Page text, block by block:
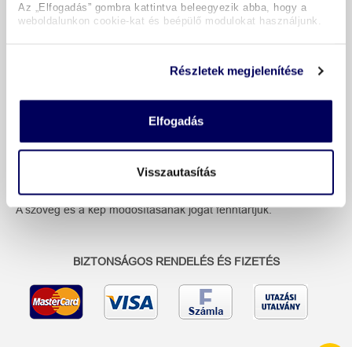
Az „Elfogadás” gombra kattintva beleegyezik abba, hogy a
weboldalunkon cookie-kat és beépülő modulokat használjunk.
Részletek megjelenítése
Elfogadás
Visszautasítás
Aldiana Club Hochkönig
További információk
foglalható.
A szöveg és a kép módosításának jogát fenntartjuk.
BIZTONSÁGOS RENDELÉS ÉS FIZETÉS